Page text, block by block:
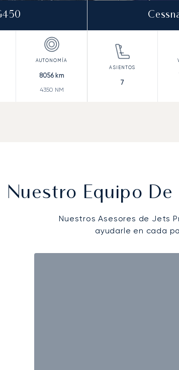
8056km
4350 NM
7
Nuestro Equipo
Nuestros Asesores de Jets
ayudarle en cada